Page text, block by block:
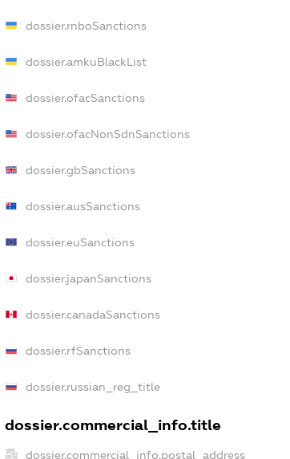
dossier.rnboSanctions
dossier.amkuBlackList
dossier.ofacSanctions
dossier.ofacNonSdnSanctions
dossier.gbSanctions
dossier.ausSanctions
dossier.euSanctions
dossier.japanSanctions
dossier.canadaSanctions
dossier.rfSanctions
dossier.russian_reg_title
dossier.commercial_info.title
dossier.commercial_info.postal_address